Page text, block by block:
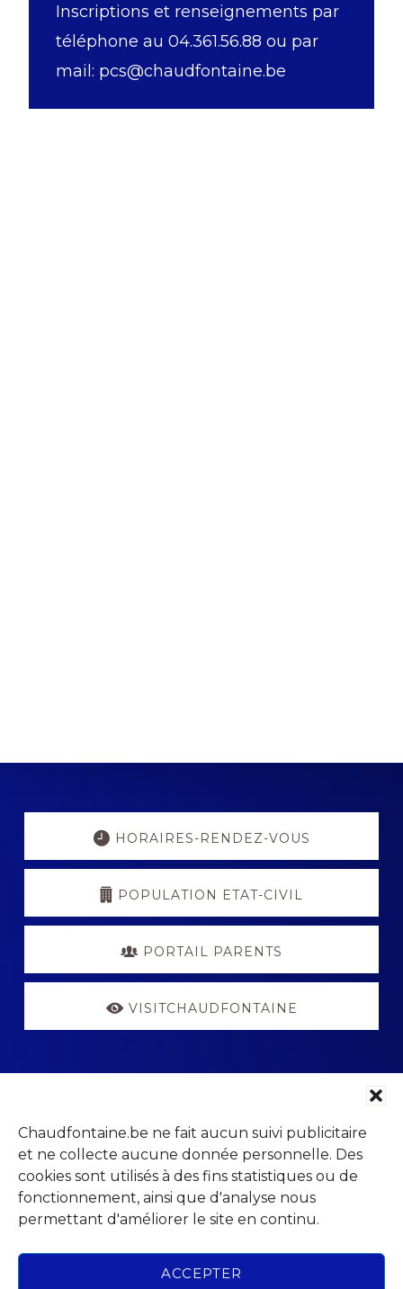
Chaudfontaine.be ne fait aucun suivi publicitaire
et ne collecte aucune donnée personnelle. Des
cookies sont utilisés à des fins statistiques ou de
fonctionnement, ainsi que d'analyse nous
permettant d'améliorer le site en continu.
ACCEPTER
Inscriptions et renseignements par
téléphone au 04.361.56.88 ou par
mail: pcs@chaudfontaine.be
Explore
HORAIRES-RENDEZ-VOUS
POPULATION ETAT-CIVIL
PORTAIL PARENTS
VISITCHAUDFONTAINE
Footer
Parc Jean Gol
Avenue du Centenaire, 14
4053 Chaudfontaine (Embourg)